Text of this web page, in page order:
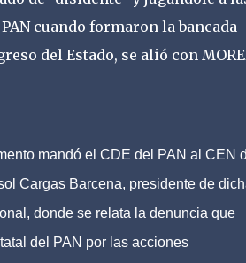
cuando formaron la bancada
del Estado, se alió con
mandó el CDE del PAN al CEN
Cargas Barcena, presidente de
donde se relata la denuncia que
del PAN por las acciones